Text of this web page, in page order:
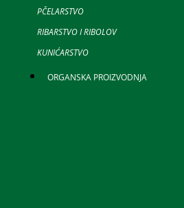
PČELARSTVO
RIBARSTVO I RIBOLOV
KUNIĆARSTVO
ORGANSKA PROIZVODNJA